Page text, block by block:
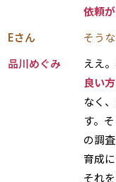
依頼
Eさん
そう
品川めぐみ
ええ
良い方
なく
す。
の調
育成
それ